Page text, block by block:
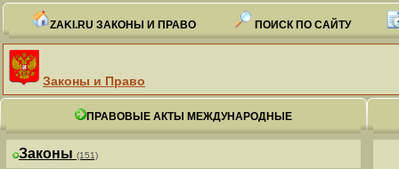
ZAKI.RU ЗАКОНЫ И ПРАВО ПОИСК ПО САЙТУ
Законы и Право
ПРАВОВЫЕ АКТЫ МЕЖДУНАРОДНЫЕ
Законы (151)